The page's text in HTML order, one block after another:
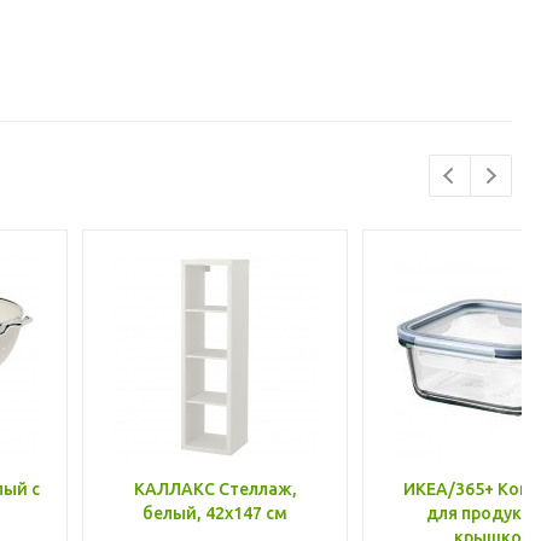
с
КАЛЛАКС Стеллаж,
белый, 42x147 см
ИКЕА/365+
для